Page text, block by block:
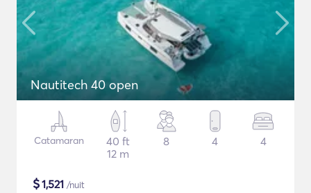
Nautitech 40 open
Catamaran
40 ft
12 m
8 4 4
$1,521 /nuit